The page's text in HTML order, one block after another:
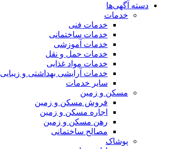
دسته آگهی‌ها
خدمات
خدمات فنی
خدمات ساختمانی
خدمات آموزشی
خدمات حمل و نقل
خدمات مواد غذایی
خدمات آرایشی بهداشتی و زیبایی
سایر خدمات
مسکن و زمین
فروش مسکن و زمین
اجاره مسکن و زمین
رهن مسکن و زمین
مصالح ساختمانی
پوشاک